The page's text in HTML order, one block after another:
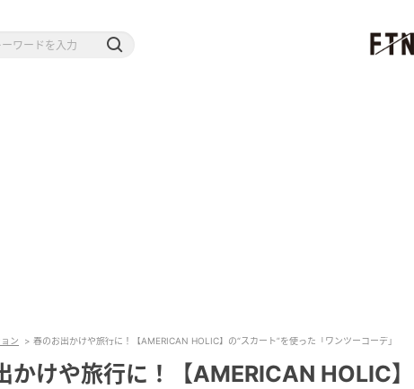
ン 春のお出かけや旅行に！【AMERICAN HOLIC】の“スカート”を使った「ワンツーコーデ」
かけや旅行に！【AMERICAN HOLIC